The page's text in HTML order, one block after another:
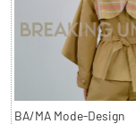
BA/MA Mode-Design